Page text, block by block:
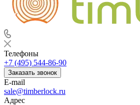
Телефоны
+7 (495) 544-86-90
Заказать звонок
E-mail
sale@timberlock.ru
Адрес